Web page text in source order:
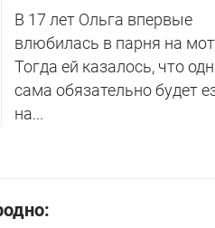
В 17 лет Ольга впервые
влюбилась в парня на
Тогда ей казалось, что
сама обязательно будет
на...